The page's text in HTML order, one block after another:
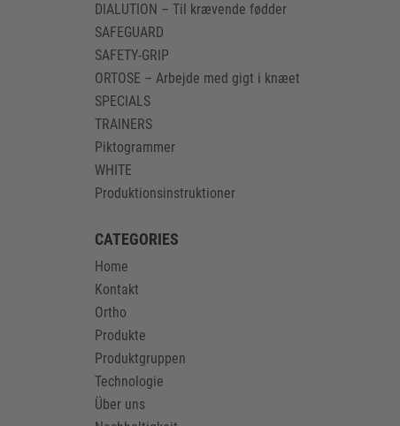
DIALUTION – Til krævende fødder
SAFEGUARD
SAFETY-GRIP
ORTOSE – Arbejde med gigt i knæet
SPECIALS
TRAINERS
Piktogrammer
WHITE
Produktionsinstruktioner
CATEGORIES
Home
Kontakt
Ortho
Produkte
Produktgruppen
Technologie
Über uns